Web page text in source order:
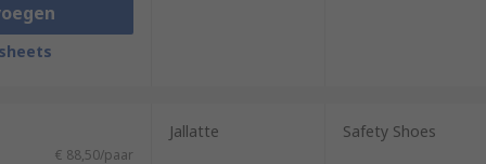
€ 88,50/paar
Jallatte Safety Shoes